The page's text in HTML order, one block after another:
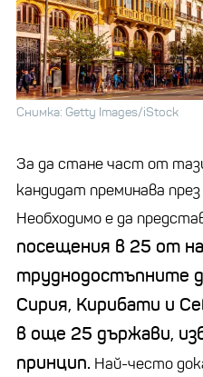
Снимка: Getty Images/iStock
За да стане част от
кандидат преминава
Необходимо е да
посещения в 25 от
труднодостъпните
Сирия, Кирибати и
в още 25 държави,
принцип. Най-често